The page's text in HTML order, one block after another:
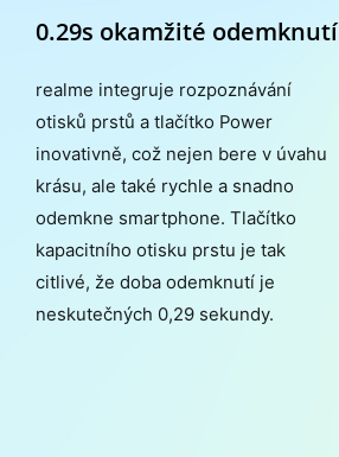
0.29s okamžité odemknutí
realme integruje rozpoznávání
otisků prstů a tlačítko Power
inovativně, což nejen bere v úvahu
krásu, ale také rychle a snadno
odemkne smartphone. Tlačítko
kapacitního otisku prstu je tak
citlivé, že doba odemknutí je
neskutečných 0,29 sekundy.